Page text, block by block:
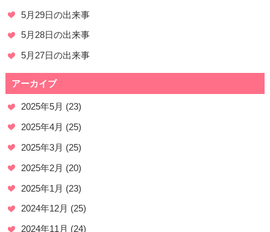
5月29日の出来事
5月28日の出来事
5月27日の出来事
アーカイブ
2025年5月 (23)
2025年4月 (25)
2025年3月 (25)
2025年2月 (20)
2025年1月 (23)
2024年12月 (25)
2024年11月 (24)